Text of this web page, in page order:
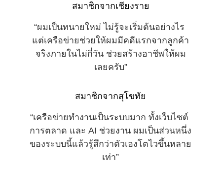
สมาชิกจากเชียงราย
“ผมเป็นทนายใหม่ ไม่รู้จะเริ่มต้นอย่างไร
แต่เครือข่ายช่วยให้ผมมีคดีแรกจากลูกค้า
จริงภายในไม่กี่วัน ช่วยสร้างอาชีพให้ผม
เลยครับ”
สมาชิกจากสุโขทัย
“เครือข่ายทำงานเป็นระบบมาก ทั้งเว็บไซต์
การตลาด และ AI ช่วยงาน ผมเป็นส่วนหนึ่ง
ของระบบนี้แล้วรู้สึกว่าตัวเองโตไวขึ้นหลาย
เท่า”